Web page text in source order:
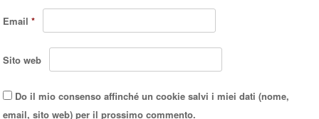
Email*
Sito web
Do il mio consenso affinché un cookie salvi i miei dati (nome,
email, sito web) per il prossimo commento.